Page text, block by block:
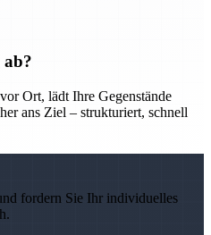
ab?
Ort, lädt Ihre Gegenstände
ans Ziel – strukturiert, schnell
fordern Sie Ihr individuelles